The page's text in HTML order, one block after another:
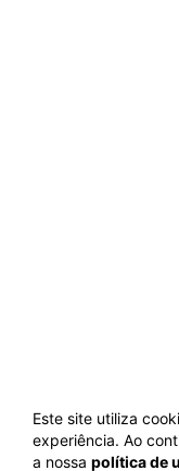
Este site utiliza
experiência. Ao
a nossa política de